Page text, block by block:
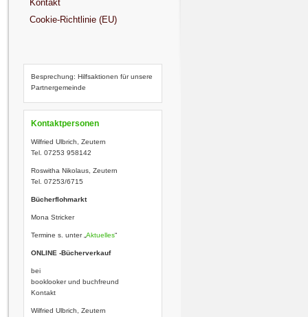
Kontakt
Cookie-Richtlinie (EU)
Besprechung: Hilfsaktionen für unsere
Partnergemeinde
Kontaktpersonen
Wilfried Ulbrich, Zeutern
Tel. 07253 958142
Roswitha Nikolaus, Zeutern
Tel. 07253/6715
Bücherflohmarkt
Mona Stricker
Termine s. unter „Aktuelles“
ONLINE -Bücherverkauf
bei
booklooker und buchfreund
Kontakt
Wilfried Ulbrich, Zeutern